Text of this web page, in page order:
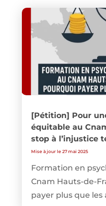
[Pétition] Pour
équitable au
stop à l’injustice
Mise à jour le 27 mai 2025
Formation en
Cnam Hauts-de-
payer plus que les